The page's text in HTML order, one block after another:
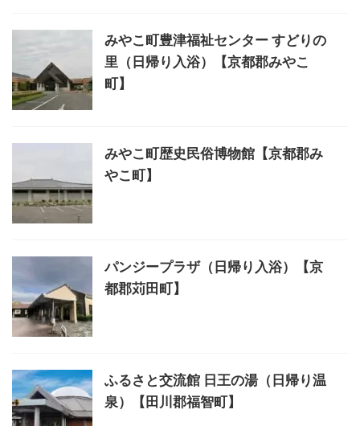
みやこ町豊津福祉センター すどりの
里（日帰り入浴）【京都郡みやこ
町】
みやこ町歴史民俗博物館【京都郡み
やこ町】
パンジープラザ（日帰り入浴）【京
都郡苅田町】
ふるさと交流館 日王の湯（日帰り温
泉）【田川郡福智町】